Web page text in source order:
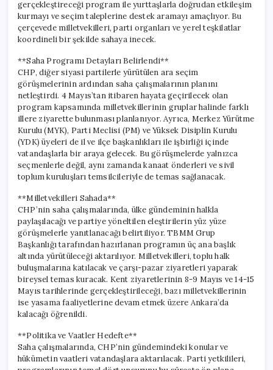
için
gerçekleştireceği program ile yurttaşlarla doğrudan etkileşim
kurmayı ve seçim taleplerine destek aramayı amaçlıyor. Bu
çerçevede milletvekilleri, parti organları ve yerel teşkilatlar
koordineli bir şekilde sahaya inecek.
**Saha Programı Detayları Belirlendi**
CHP, diğer siyasi partilerle yürütülen ara seçim
görüşmelerinin ardından saha çalışmalarının planını
netleştirdi. 4 Mayıs’tan itibaren hayata geçirilecek olan
program kapsamında milletvekillerinin gruplar halinde farklı
illere ziyarette bulunması planlanıyor. Ayrıca, Merkez Yürütme
Kurulu (MYK), Parti Meclisi (PM) ve Yüksek Disiplin Kurulu
(YDK) üyeleri de il ve ilçe başkanlıkları ile işbirliği içinde
vatandaşlarla bir araya gelecek. Bu görüşmelerde yalnızca
seçmenlerle değil, aynı zamanda kanaat önderleri ve sivil
toplum kuruluşları temsilcileriyle de temas sağlanacak.
**Milletvekilleri Sahada**
CHP’nin saha çalışmalarında, ülke gündeminin halkla
paylaşılacağı ve partiye yöneltilen eleştirilerin yüz yüze
görüşmelerle yanıtlanacağı belirtiliyor. TBMM Grup
Başkanlığı tarafından hazırlanan programın üç ana başlık
altında yürütüleceği aktarılıyor. Milletvekilleri, toplu halk
buluşmalarına katılacak ve çarşı-pazar ziyaretleri yaparak
bireysel temas kuracak. Kent ziyaretlerinin 8-9 Mayıs ve 14-15
Mayıs tarihlerinde gerçekleştirileceği, bazı milletvekillerinin
ise yasama faaliyetlerine devam etmek üzere Ankara’da
kalacağı öğrenildi.
**Politika ve Vaatler Hedefte**
Saha çalışmalarında, CHP’nin gündemindeki konular ve
hükümetin vaatleri vatandaşlara aktarılacak. Parti yetkilileri,